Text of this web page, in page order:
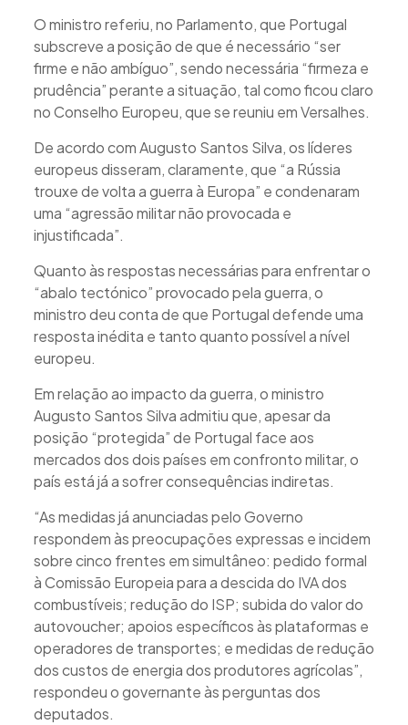
O ministro referiu, no Parlamento, que Portugal
subscreve a posição de que é necessário “ser
firme e não ambíguo”, sendo necessária “firmeza e
prudência” perante a situação, tal como ficou claro
no Conselho Europeu, que se reuniu em Versalhes.
De acordo com Augusto Santos Silva, os líderes
europeus disseram, claramente, que “a Rússia
trouxe de volta a guerra à Europa” e condenaram
uma “agressão militar não provocada e
injustificada”.
Quanto às respostas necessárias para enfrentar o
“abalo tectónico” provocado pela guerra, o
ministro deu conta de que Portugal defende uma
resposta inédita e tanto quanto possível a nível
europeu.
Em relação ao impacto da guerra, o ministro
Augusto Santos Silva admitiu que, apesar da
posição “protegida” de Portugal face aos
mercados dos dois países em confronto militar, o
país está já a sofrer consequências indiretas.
“As medidas já anunciadas pelo Governo
respondem às preocupações expressas e incidem
sobre cinco frentes em simultâneo: pedido formal
à Comissão Europeia para a descida do IVA dos
combustíveis; redução do ISP; subida do valor do
autovoucher; apoios específicos às plataformas e
operadores de transportes; e medidas de redução
dos custos de energia dos produtores agrícolas”,
respondeu o governante às perguntas dos
deputados.